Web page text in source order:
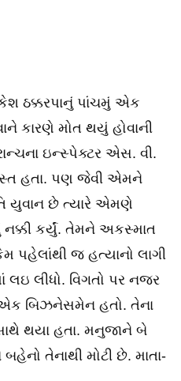
ઠક્કરપાનું પાંચમું એક
કારણે મોત થયું હોવાની
ઇન્સ્પેક્ટર એસ. વી.
હતા. પણ જેવી એમને
યુવાન છે ત્યારે એમણે
કર્યું. તેમને અકસ્માત
જ હત્યાનો લાગી
લઇ લીધો. વિગતો પર નજર
એક બિઝનેસમેન હતો. તેના
થયા હતા. મનુજાને બે
તેનાથી મોટી છે. માતા-